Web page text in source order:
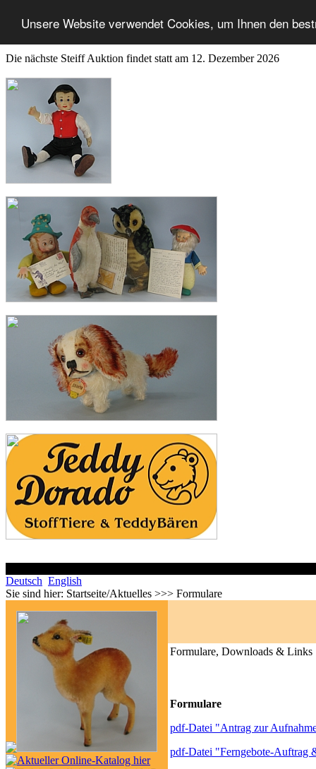
Unsere Website verwendet Cookies, um Ihnen den
Die nächste Steiff Auktion findet statt am 12. Dezember 2026
Deutsch English
Sie sind hier: Startseite/Aktuelles >>> Formulare
Formulare, Downloads & Links
Formulare
pdf-Datei "Antrag zur
pdf-Datei "Ferngebote-Auftrag